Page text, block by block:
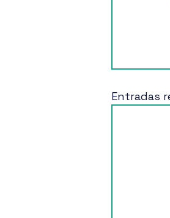
Entradas